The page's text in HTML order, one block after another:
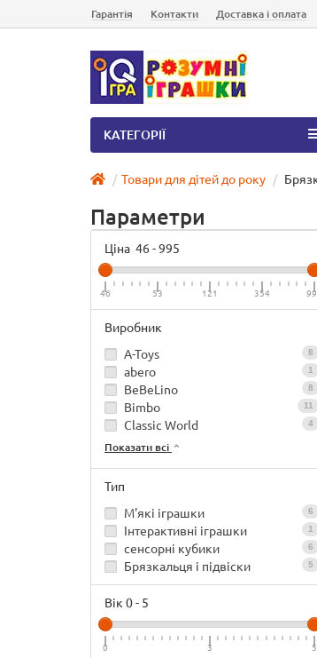
Гарантія Контакти Доставка і оплата
КАТЕГОРІЇ
Товари для дітей до року
Параметри
Ціна 46-995
46 53 121 354
Виробник
A-Toys
8
abero 1
BeBeLino 8
Bimbo 11
Classic World 4
Показати всі
Тип
М'які іграшки
6
Інтерактивні іграшки 1
сенсорні кубики 6
Брязкальця і підвіски 5
Вік 0- 5
0 3 5